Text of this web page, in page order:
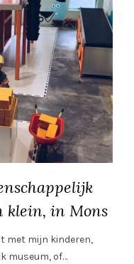
klein, in Mons
met mijn kinderen,
museum, of…